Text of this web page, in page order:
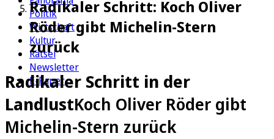
Politik
Wirtschaft
Kultur
Rätsel
Newsletter
E-Paper
Radikaler Schritt: Koch Oliver
Röder gibt Michelin-Stern
zurück
Radikaler Schritt in der
LandlustKoch Oliver Röder gibt
Michelin-Stern zurück